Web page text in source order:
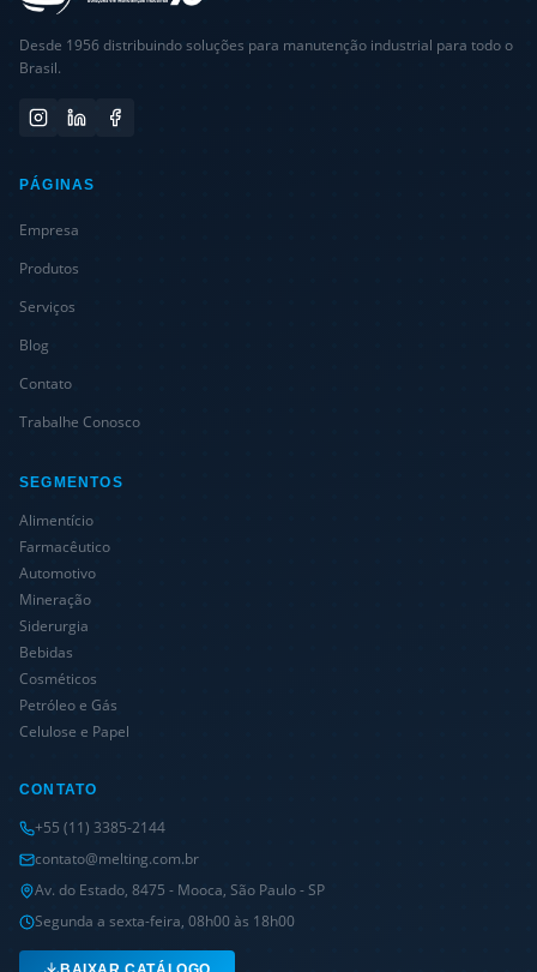
Desde 1956 distribuindo soluções para manutenção industrial para todo o
Brasil.
PÁGINAS
Empresa
Produtos
Serviços
Blog
Contato
Trabalhe Conosco
SEGMENTOS
Alimentício
Farmacêutico
Automotivo
Mineração
Siderurgia
Bebidas
Cosméticos
Petróleo e Gás
Celulose e Papel
CONTATO
+55 (11) 3385-2144
contato@melting.com.br
Av. do Estado, 8475 - Mooca, São Paulo - SP
Segunda a sexta-feira, 08h00 às 18h00